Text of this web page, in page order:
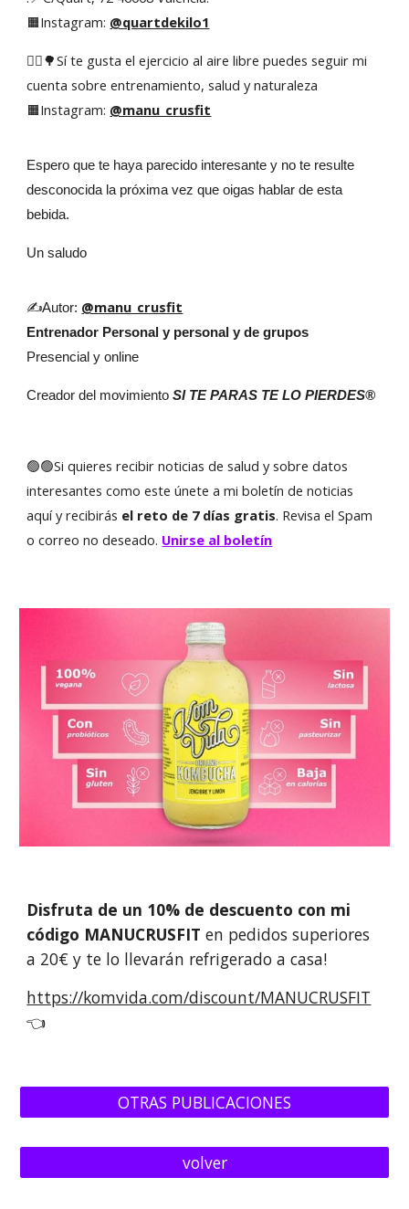
🟧Instagram: @quartdekilo1
🤸‍♂️🌳Sí te gusta el ejercicio al aire libre puedes seguir mi
cuenta sobre entrenamiento, salud y naturaleza
🟧Instagram: @manu_crusfit
Espero que te haya parecido interesante y no te resulte
desconocida la próxima vez que oigas hablar de esta
bebida.
Un saludo
✍Autor: @manu_crusfit
Entrenador Personal y personal y de grupos
Presencial y online
Creador del movimientoSI TE PARAS TE LO PIERDES®
🟢🟢Si quieres recibir noticias de salud y sobre datos
interesantes como este únete a mi boletín de noticias
aquí y recibirás el reto de 7 días gratis. Revisa el Spam
o correo no deseado. Unirse al boletín
Disfruta de un 10% de descuento con mi
código MANUCRUSFITen pedidos superiores
a 20€ y te lo llevarán refrigerado a casa!
https://komvida.com/discount/MANUCRUSFIT
👈
OTRAS PUBLICACIONES
volver